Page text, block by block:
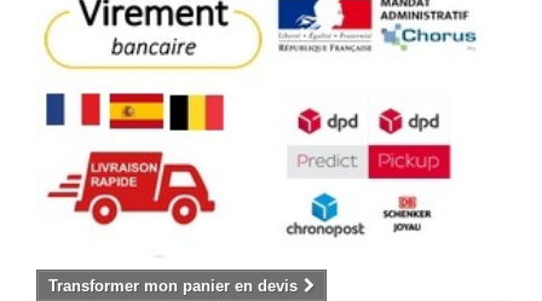
Transformer mon panier en devis